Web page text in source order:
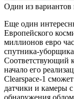
Один из вариантов
Еще один
Европейского
миллионов евро
спутника-
Соответствующий
начало его
Clearspace-1
датчики и камеры
обнаружения